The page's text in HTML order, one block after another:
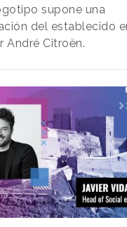
supone una
del establecido
André Citroën.